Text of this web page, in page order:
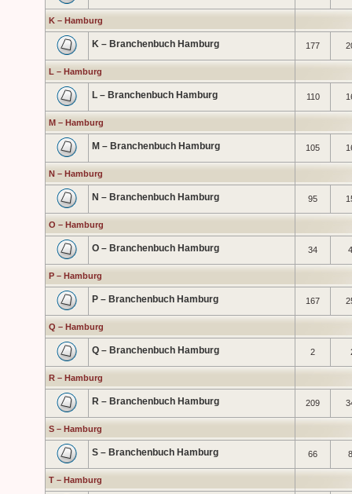
K – Hamburg
K – Branchenbuch Hamburg 177
L – Hamburg
L – Branchenbuch Hamburg 110
M – Hamburg
M – Branchenbuch Hamburg 105
N – Hamburg
N – Branchenbuch Hamburg 95
O – Hamburg
O – Branchenbuch Hamburg 34
P – Hamburg
P – Branchenbuch Hamburg 167
Q – Hamburg
Q – Branchenbuch Hamburg 2
R – Hamburg
R – Branchenbuch Hamburg 209
S – Hamburg
S – Branchenbuch Hamburg 66
T – Hamburg